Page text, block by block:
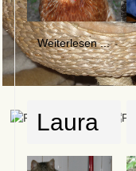
Weiterlesen ...
Laura